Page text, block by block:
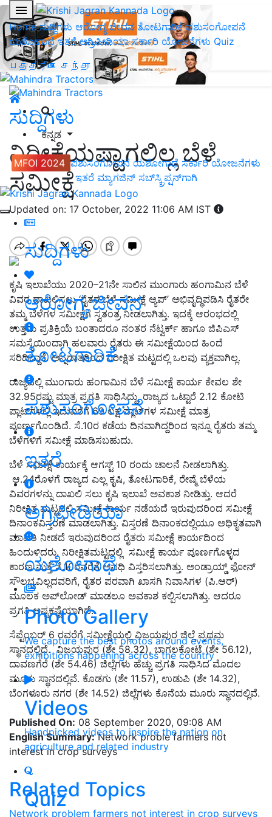
Home ಸುದ್ದಿಗಳು ಆರೋಗ್ಯ ಜೀವನ ತೋಟಗಾರಿಕೆಪಶುಸಂಗೋಪನೆ
ಯಶೋಗಾಥೆ ಇತರೆ ಅಗ್ರಿಪೀಡಿಯಾ ಸರ್ಕಾರಿ ಯೋಜನೆಗಳು Quiz
பத்திரிகை சந்தா
ಕನ್ನಡ
MFOI 2024 ಪಶುಸಂಗೋಪನೆ ಯಶೋಗಾಥೆ ಸರ್ಕಾರಿ ಯೋಜನೆಗಳು
ಇತರೆ ಮ್ಯಾಗಜಿನ್‌ ಸಬ್‌ಸ್ಕ್ರಿಪ್ಷನ್‌ಗಾಗಿ
ಸುದ್ದಿಗಳು
ಆರೋಗ್ಯ ಜೀವನ
ತೋಟಗಾರಿಕೆ
ಪಶುಸಂಗೋಪನೆ
ಇತರೆ
ಅಗ್ರಿಪೀಡಿಯಾ
ಯಶೋಗಾಥೆ
Photo Gallery
We capture the best photos around events,
exhibitions happening across the country
Videos
Handpicked videos to inspire the nation on
agriculture and related industry
Quiz
ಸುದ್ದಿಗಳು
ನಿರೀಕ್ಷೆಯಷ್ಟಾಗಲಿಲ್ಲ ಬೆಳೆ
ಸಮೀಕ್ಷೆ
Updated on: 17 October, 2022 11:06 AM IST
ಕೃಷಿ ಇಲಾಖೆಯು 2020–21ನೇ ಸಾಲಿನ ಮುಂಗಾರು ಹಂಗಾಮಿನ ಬೆಳೆ
ವಿವರ ದಾಖಲಿಸಲು ‘ರೈತರ ಬೆಳೆ ಸಮೀಕ್ಷೆ ಆ್ಯಪ್‌’ ಅಭಿವೃದ್ಧಿಪಡಿಸಿ ರೈತರೇ
ತಮ್ಮ ಬೆಳೆಗಳ ಸಮೀಕ್ಷೆಗೆ ಸ್ವತಂತ್ರ ನೀಡಲಾಗಿತ್ತು. ಇದಕ್ಕೆ ಆರಂಭದಲ್ಲಿ
ಉತ್ತಮ ಪ್ರತಿಕ್ರಿಯೆ ಬಂತಾದರೂ ನಂತರ ನೆಟ್ವರ್ಕ್ ಹಾಗೂ ಜಿಪಿಎಸ್
ಸಮಸ್ಯೆಯಿಂದಾಗಿ ಹಲವಾರು ರೈತರು ಈ ಸಮೀಕ್ಷೆಯಿಂದ ಹಿಂದೆ
ಸರಿದಿದ್ದಾರೆ. ಅನ್ನದಾತರಿಂದ ನಿರೀಕ್ಷಿತ ಮಟ್ಟದಲ್ಲಿ ಒಲವು ವ್ಯಕ್ತವಾಗಿಲ್ಲ.
ರಾಜ್ಯದಲ್ಲಿ ಮುಂಗಾರು ಹಂಗಾಮಿನ ಬೆಳೆ ಸಮೀಕ್ಷೆ ಕಾರ್ಯ ಕೇವಲ ಶೇ
32.95ರಷ್ಟು ಮಾತ್ರ ಪ್ರಗತಿ ಸಾಧಿಸಿದ್ದು, ರಾಜ್ಯದ ಒಟ್ಟಾರೆ 2.12 ಕೋಟಿ
ಪ್ಲಾಟ್‌ಗಳಲ್ಲಿ ಇದುವರೆಗೆ 69 ಲಕ್ಷ ಪ್ಲಾಟ್‌ಗಳ ಸಮೀಕ್ಷೆ ಮಾತ್ರ
ಪೂರ್ಣಗೊಂಡಿದೆ. ಸೆ.10ರ ಕಡೆಯ ದಿನವಾಗಿದ್ದರಿಂದ ಇನ್ನೂ ರೈತರು ತಮ್ಮ
ಬೆಳೆಗಳಿಗೆ ಸಮೀಕ್ಷೆ ಮಾಡಿಸಬಹುದು.
ಬೆಳೆ ಸಮೀಕ್ಷೆ ಕಾರ್ಯಕ್ಕೆ ಆಗಸ್ಟ್ 10 ರಂದು ಚಾಲನೆ ನೀಡಲಾಗಿತ್ತು.
ಆ.24ರೊಳಗೆ ರಾಜ್ಯದ ಎಲ್ಲ ಕೃಷಿ, ತೋಟಗಾರಿಕೆ, ರೇಷ್ಮೆ ಬೆಳೆಯ
ವಿವರಗಳನ್ನು ದಾಖಲಿ ಸಲು ಕೃಷಿ ಇಲಾಖೆ ಅವಕಾಶ ನೀಡಿತ್ತು. ಆದರೆ
ನಿರೀಕ್ಷಿತ ಮಟ್ಟದಲ್ಲಿ ಸಮೀಕ್ಷೆ ಕಾರ್ಯ ನಡೆಯದೆ ಇರುವುದರಿಂದ ಸಮೀಕ್ಷೆ
ದಿನಾಂಕವಿಸ್ತರಣೆ ಮಾಡಲಾಗಿತ್ತು. ವಿಸ್ತರಣೆ ದಿನಾಂಕದಲ್ಲಿಯೂ ಅಧಿಕೃತವಾಗಿ
ಮಾಹಿತಿ ನೀಡದೆ ಇರುವುದರಿಂದ ರೈತರು ಸಮೀಕ್ಷೆ ಕಾರ್ಯದಿಂದ
ಹಿಂದುಳಿದರು. ನಿರೀಕ್ಷಿತಮಟ್ಟದಲ್ಲಿ ಸಮೀಕ್ಷೆ ಕಾರ್ಯ ಪೂರ್ಣಗೊಳ್ಳದ
ಕಾರಣ ಮತ್ತೆ ಸೆ.10ರವರೆಗೆ ಅವಧಿ ವಿಸ್ತರಿಸಲಾಗಿತ್ತು. ಅಂಡ್ರಾಯ್ಡ್‌ ಫೋನ್‌
ಸೌಲಭ್ಯವಿಲ್ಲದವರಿಗೆ, ರೈತರ ಪರವಾಗಿ ಖಾಸಗಿ ನಿವಾಸಿಗಳ (ಪಿ.ಆರ್‌)
ಮೂಲಕ ಅಪ್‌ಲೋಡ್‌ ಮಾಡಲೂ ಅವಕಾಶ ಕಲ್ಪಿಸಲಾಗಿತ್ತು. ಆದರೂ
ಪ್ರಗತಿ ಅಷ್ಟಕಷ್ಟೆಯಾಗಿದೆ.
ಸೆಪ್ಟೆಂಬರ್ 6 ರವರೆಗೆ ಸಮೀಕ್ಷೆಯಲ್ಲಿ ವಿಜಯಪುರ ಜಿಲ್ಲೆ ಪ್ರಥಮ
ಸ್ಥಾನದಲ್ಲಿದೆ. ವಿಜಯಪುರ (ಶೇ 58.32), ಬಾಗಲಕೋಟೆ (ಶೇ 56.12),
ದಾವಣಗೆರೆ (ಶೇ 54.46) ಜಿಲ್ಲೆಗಳು ಹೆಚ್ಚು ಪ್ರಗತಿ ಸಾಧಿಸಿದ ಮೊದಲ
ಮೂರು ಸ್ಥಾನದಲ್ಲಿವೆ. ಕೊಡಗು (ಶೇ 11.57), ಉಡುಪಿ (ಶೇ 14.32),
ಬೆಂಗಳೂರು ನಗರ (ಶೇ 14.52) ಜಿಲ್ಲೆಗಳು ಕೊನೆಯ ಮೂರು ಸ್ಥಾನದಲ್ಲಿವೆ.
Published On: 08 September 2020, 09:08 AM
English Summary:Network proble farmers not
interest in crop surveys
Related Topics
Network problem farmers not interest in crop surveys